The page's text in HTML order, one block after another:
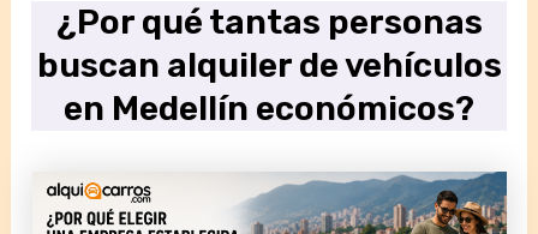
¿Por qué tantas personas
buscan alquiler de vehículos
en Medellín económicos?